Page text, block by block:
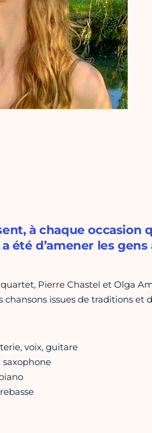
à chaque
été d’amener les gens
Pierre Chastel et Olga
issues de traditions et
voix, guitare